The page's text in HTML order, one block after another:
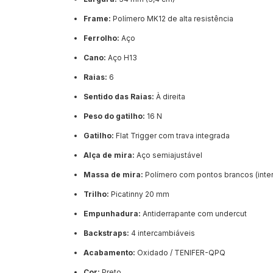
Frame: Polímero MK12 de alta resistência
Ferrolho: Aço
Cano: Aço H13
Raias: 6
Sentido das Raias: À direita
Peso do gatilho: 16 N
Gatilho: Flat Trigger com trava integrada
Alça de mira: Aço semiajustável
Massa de mira: Polímero com pontos brancos
Trilho: Picatinny 20 mm
Empunhadura: Antiderrapante com undercut
Backstraps: 4 intercambiáveis
Acabamento: Oxidado / TENIFER-QPQ